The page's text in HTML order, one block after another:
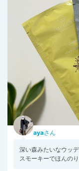
ayaさん
深い森みたいなウッ
スモーキーでほんの